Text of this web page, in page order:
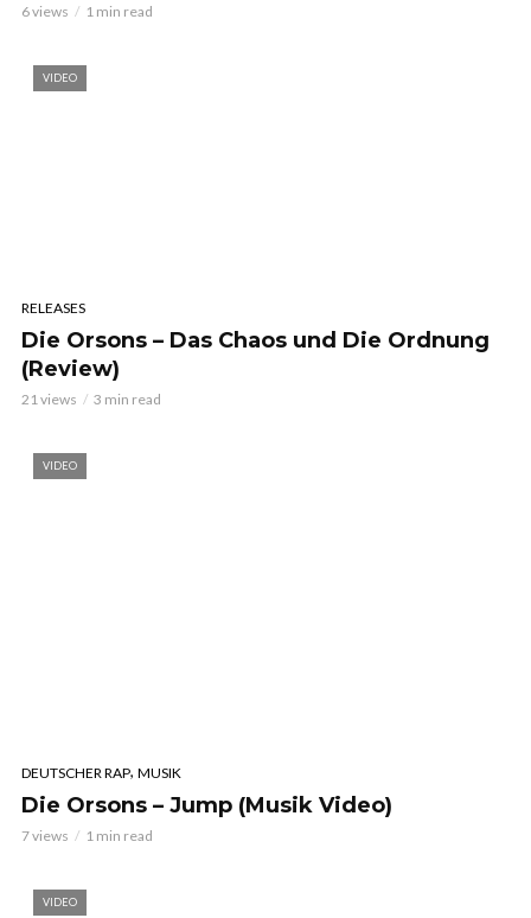
6 views 1 min read
VIDEO
RELEASES
Die Orsons – Das Chaos und Die Ordnung
(Review)
21 views 3 min read
VIDEO
DEUTSCHER RAP, MUSIK
Die Orsons – Jump (Musik Video)
7 views 1 min read
VIDEO